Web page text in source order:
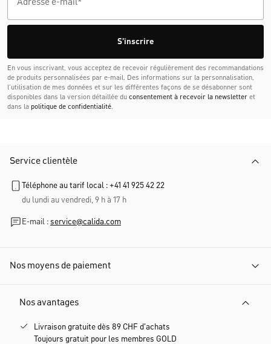
S'inscrire
En vous inscrivant, vous acceptez de recevoir régulièrement des recommandations
de produits personnalisées par e-mail. Des informations sur la personnalisation,
l’utilisation de mes données et sur les différentes façons de se désabonner sont
disponibles dans la version détaillée du consentement à recevoir la newsletter et
dans la politique de confidentialité.
Service clientèle
Téléphone au tarif local : +41 41 925 42 22
du lundi au vendredi, 9 h à 17 h
E-mail : service@calida.com
Nos moyens de paiement
Nos avantages
Livraison gratuite dès 89 CHF d'achats
Toujours gratuit pour les membres GOLD